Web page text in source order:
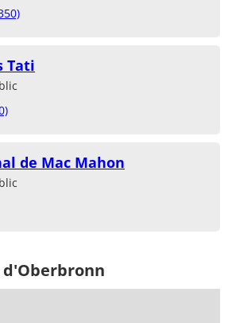
Tati
de Mac Mahon
d'Oberbronn